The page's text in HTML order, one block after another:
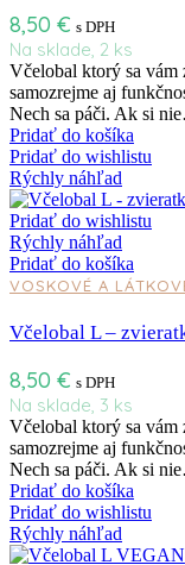
8,50 € s DPH
Na sklade, 2 ks
Včelobal ktorý sa
samozrejme aj
Nech sa páči. Ak si
Pridať do košíka
Pridať do wishlistu
Rýchly náhľad
Pridať do wishlistu
Rýchly náhľad
Pridať do košíka
VOSKOVÉ A
Včelobal L –
8,50 € s DPH
Na sklade, 3 ks
Včelobal ktorý sa
samozrejme aj
Nech sa páči. Ak si
Pridať do košíka
Pridať do wishlistu
Rýchly náhľad